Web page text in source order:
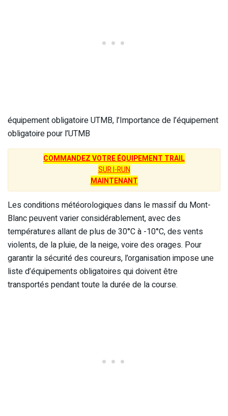
équipement obligatoire UTMB, l’Importance de l’équipement
obligatoire pour l’UTMB
COMMANDEZ VOTRE ÉQUIPEMENT TRAIL
SUR I-RUN
MAINTENANT
Les conditions météorologiques dans le massif du Mont-
Blanc peuvent varier considérablement, avec des
températures allant de plus de 30°C à -10°C, des vents
violents, de la pluie, de la neige, voire des orages. Pour
garantir la sécurité des coureurs, l’organisation impose une
liste d’équipements obligatoires qui doivent être
transportés pendant toute la durée de la course.